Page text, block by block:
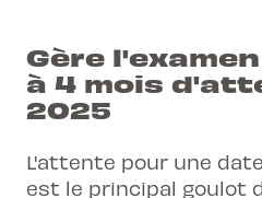
Gère
à 4 mois
2025
L'attente pour une
est le principal goulot